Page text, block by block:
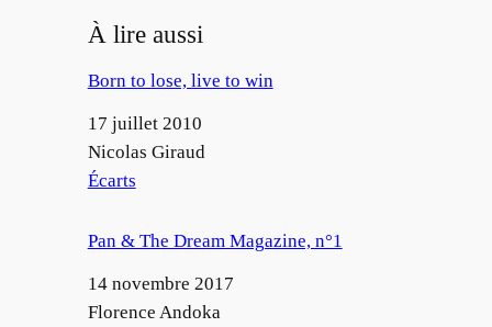
À lire aussi
Born to lose, live to win
Date
17 juillet 2010
Auteur
Nicolas Giraud
Par rapport à
Écarts
Pan & The Dream Magazine, n°1
Date
14 novembre 2017
Auteur
Florence Andoka